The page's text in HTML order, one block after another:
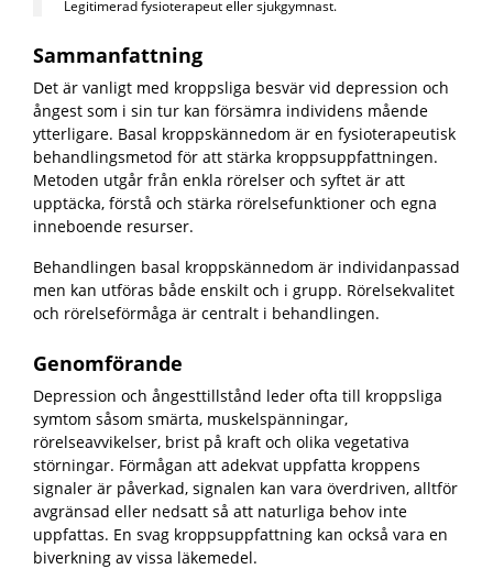
Legitimerad fysioterapeut eller sjukgymnast.
Sammanfattning
Det är vanligt med kroppsliga besvär vid depression och
ångest som i sin tur kan försämra individens mående
ytterligare. Basal kroppskännedom är en fysioterapeutisk
behandlingsmetod för att stärka kroppsuppfattningen.
Metoden utgår från enkla rörelser och syftet är att
upptäcka, förstå och stärka rörelsefunktioner och egna
inneboende resurser.
Behandlingen basal kroppskännedom är individanpassad
men kan utföras både enskilt och i grupp. Rörelsekvalitet
och rörelseförmåga är centralt i behandlingen.
Genomförande
Depression och ångesttillstånd leder ofta till kroppsliga
symtom såsom smärta, muskelspänningar,
rörelseavvikelser, brist på kraft och olika vegetativa
störningar. Förmågan att adekvat uppfatta kroppens
signaler är påverkad, signalen kan vara överdriven, alltför
avgränsad eller nedsatt så att naturliga behov inte
uppfattas. En svag kroppsuppfattning kan också vara en
biverkning av vissa läkemedel.